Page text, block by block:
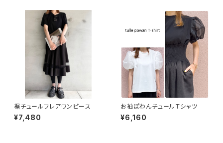
裾チュールフレアワンピース
¥7,480
お袖ぽわんチュールＴシャツ
¥6,160